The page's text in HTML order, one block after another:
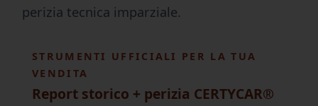
perizia tecnica imparziale.
STRUMENTI UFFICIALI PER LA TUA
VENDITA
Report storico + perizia CERTYCAR®